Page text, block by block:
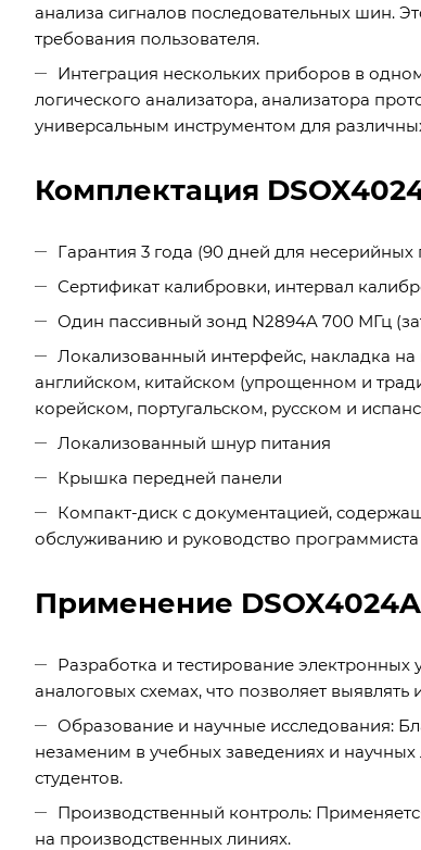
анализа сигналов последовательных шин.
требования пользователя.
Интеграция нескольких приборов в
логического анализатора, анализатора
универсальным инструментом для
Комплектация
Гарантия 3 года (90 дней для
Сертификат калибровки, интервал
Один пассивный зонд N2894A 700 МГц
Локализованный интерфейс, накладка
английском, китайском (упрощенном и
корейском, португальском, русском и
Локализованный шнур питания
Крышка передней панели
Компакт-диск с документацией,
обслуживанию и руководство программиста
Применение
Разработка и тестирование электронных
аналоговых схемах, что позволяет
Образование и научные исследования:
незаменим в учебных заведениях и
студентов.
Производственный контроль:
на производственных линиях.